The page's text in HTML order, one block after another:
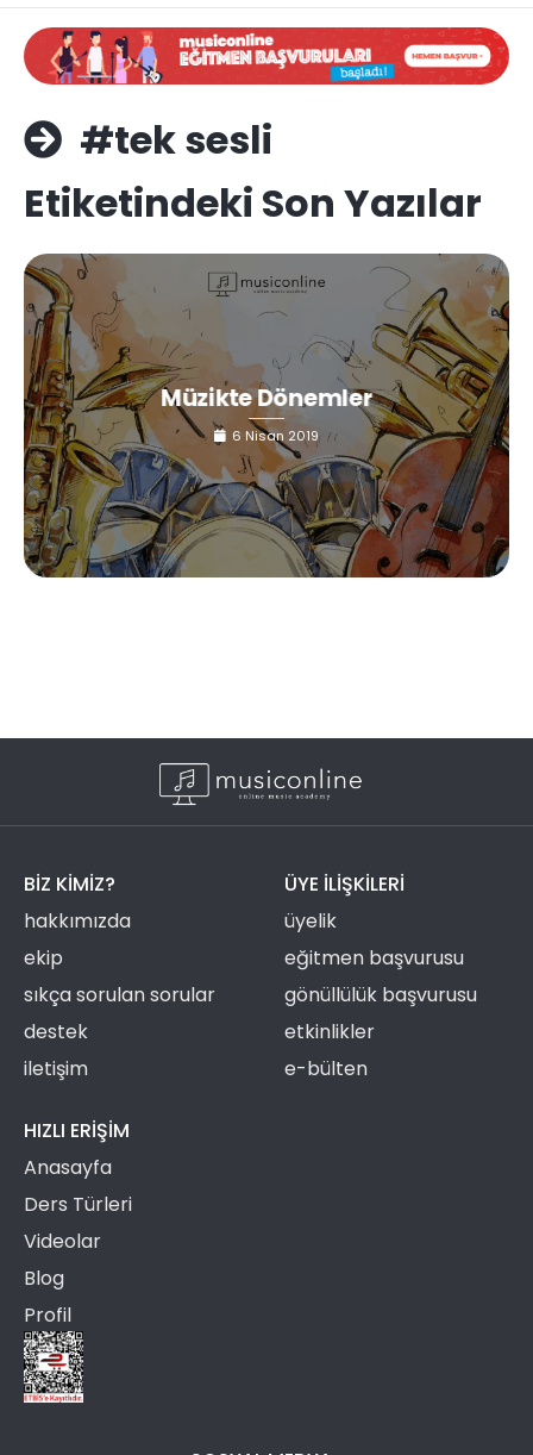
#tek sesli
Etiketindeki Son Yazılar
Müzikte Dönemler
6 Nisan 2019
BIZ KIMIZ?
hakkımızda
ekip
sıkça sorulan sorular
destek
iletişim
ÜYE ILIŞKILERI
üyelik
eğitmen başvurusu
gönüllülük başvurusu
etkinlikler
e-bülten
HIZLI ERIŞIM
Anasayfa
Ders Türleri
Videolar
Blog
Profil